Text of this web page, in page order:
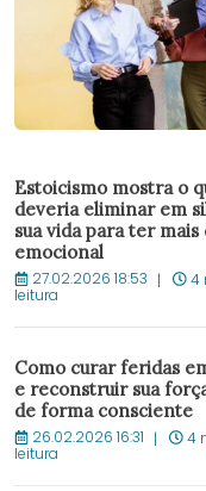
Estoicismo mostra o
deveria eliminar em
sua vida para ter
emocional
27.02.2026 18:53 4
leitura
Como curar feridas
e reconstruir sua
de forma consciente
26.02.2026 16:31 4
leitura